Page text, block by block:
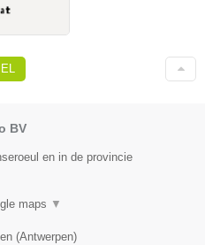
BV
en in de provincie
maps ▼
(Antwerpen)